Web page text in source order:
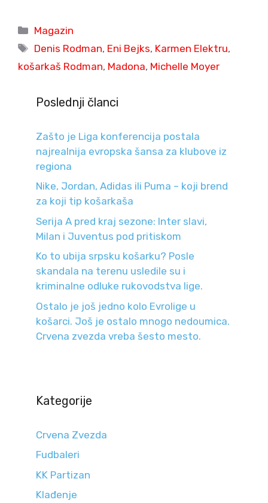
Categories
Magazin
Tags
Denis Rodman, Eni Bejks, Karmen Elektru,
košarkaš Rodman, Madona, Michelle Moyer
Poslednji članci
Zašto je Liga konferencija postala
najrealnija evropska šansa za klubove iz
regiona
Nike, Jordan, Adidas ili Puma – koji brend
za koji tip košarkaša
Serija A pred kraj sezone: Inter slavi,
Milan i Juventus pod pritiskom
Ko to ubija srpsku košarku? Posle
skandala na terenu usledile su i
kriminalne odluke rukovodstva lige.
Ostalo je još jedno kolo Evrolige u
košarci. Još je ostalo mnogo nedoumica.
Crvena zvezda vreba šesto mesto.
Kategorije
Crvena Zvezda
Fudbaleri
KK Partizan
Klađenje